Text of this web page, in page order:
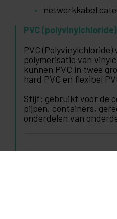
netwerkkabel
PVC (polyvinylchloride)
PVC
polymerisatie van
kunnen PVC in twee
hard PVC en flexibel
Stijf: gebruikt voor de
pijpen, containers,
onderdelen van